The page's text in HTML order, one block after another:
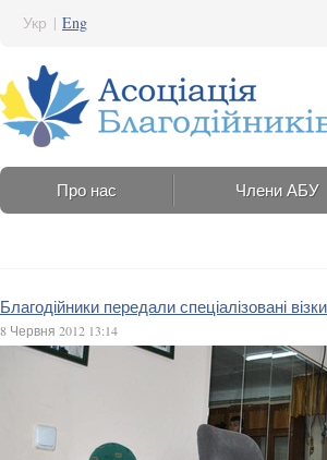
Укр | Eng
Про нас Члени АБУ
Благодійники передали спеціалізовані
8 Червня 2012 13:14